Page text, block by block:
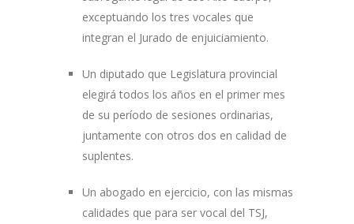
exceptuando los tres vocales que
integran el Jurado de enjuiciamiento.
Un diputado que Legislatura provincial
elegirá todos los años en el primer mes
de su período de sesiones ordinarias,
juntamente con otros dos en calidad de
suplentes.
Un abogado en ejercicio, con las mismas
calidades que para ser vocal del TSJ,